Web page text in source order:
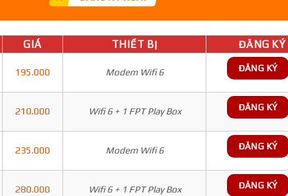
GIÁ THIẾT BỊ ĐĂNG KÝ
195.000 Modem Wifi 6 ĐĂNG KÝ
210.000 Wifi 6 + 1 FPT Play Box ĐĂNG KÝ
235.000 Modem Wifi 6 ĐĂNG KÝ
280.000 Wifi 6 + 1 FPT Play Box ĐĂNG KÝ